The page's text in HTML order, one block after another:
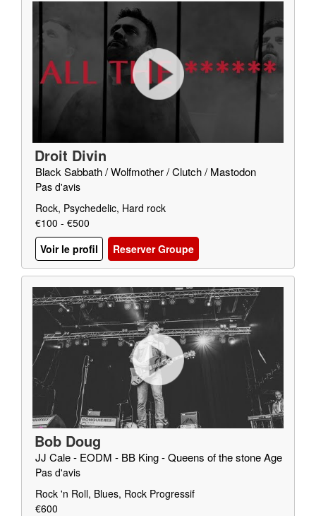
Droit Divin
Black Sabbath / Wolfmother / Clutch / Mastodon
Pas d'avis
Rock, Psychedelic, Hard rock
€100 - €500
Voir le profil
Reserver Groupe
Bob Doug
JJ Cale - EODM - BB King - Queens of the stone Age
Pas d'avis
Rock 'n Roll, Blues, Rock Progressif
€600